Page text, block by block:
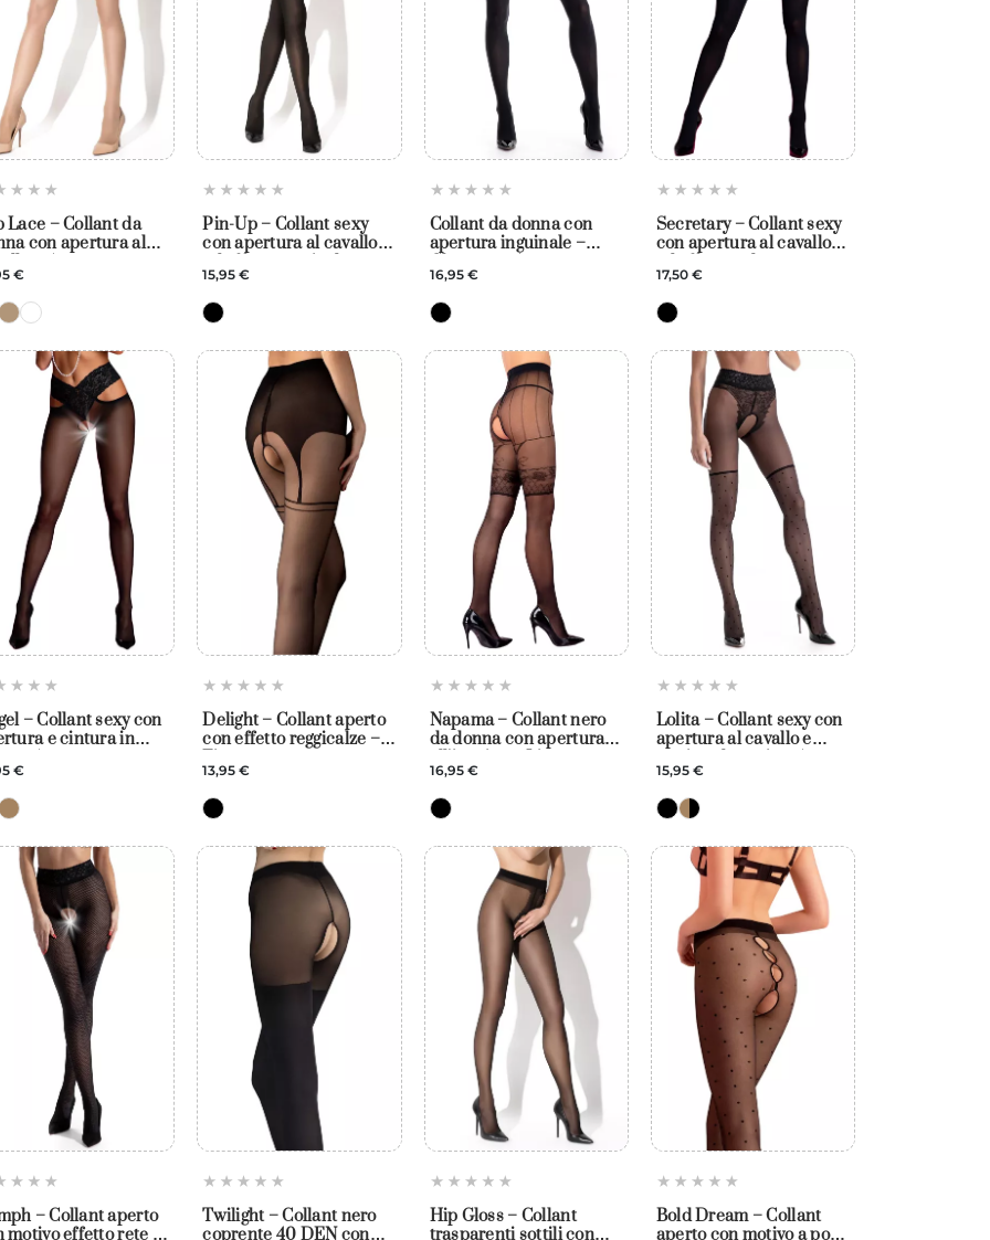
Lace – Collant da
con apertura al
€
Pin-Up – Collant sexy
con apertura al cavallo
Amour
15,95 €
Collant da donna con
apertura inguinale –
16,95 €
Secretary – Collant sexy
con apertura al cavallo
– Amour
17,50 €
– Collant sexy con
e cintura in
€
Delight – Collant aperto
con effetto reggicalze –
13,95 €
Napama – Collant nero
da donna con apertura
16,95 €
Lolita – Collant sexy con
apertura al cavallo e
15,95 €
– Collant aperto
motivo effetto rete –
Twilight – Collant nero
coprente 40 DEN con
Hip Gloss – Collant
trasparenti sottili con
Bold Dream – Collant
aperto con motivo a pois